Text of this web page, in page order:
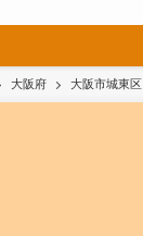
大阪府 大阪市城東区